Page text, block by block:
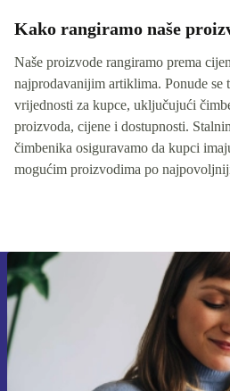
Kako rangiramo naše
Naše proizvode rangiramo prema
najprodavanijim artiklima. Ponude se
vrijednosti za kupce, uključujući
proizvoda, cijene i dostupnosti.
čimbenika osiguravamo da kupci
mogućim proizvodima po
Prijavi se na
Nikad više ne